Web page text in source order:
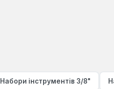
Набори інструментів 3/8"